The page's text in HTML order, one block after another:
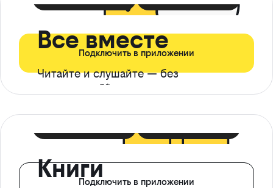
Все вместе
Читайте и слушайте — без
ограничений*
Подключить в приложении
КнигиПодключить в приложении